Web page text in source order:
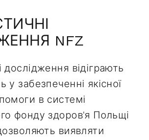
NFZ
дослідження відіграють
у забезпеченні якісної
в системі
фонду здоров'я Польщі
виявляти